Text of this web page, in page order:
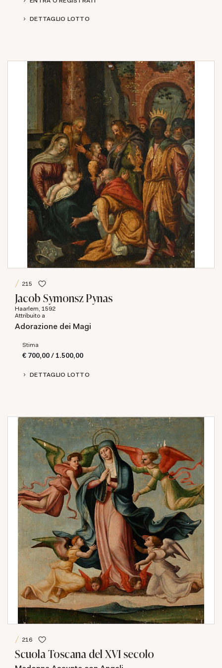
DETTAGLIO LOTTO
215
Jacob Symonsz Pynas
Haarlem, 1592
Attribuito a
Adorazione dei Magi
Stima
€ 700,00 / 1.500,00
DETTAGLIO LOTTO
216
Scuola Toscana del XVI secolo